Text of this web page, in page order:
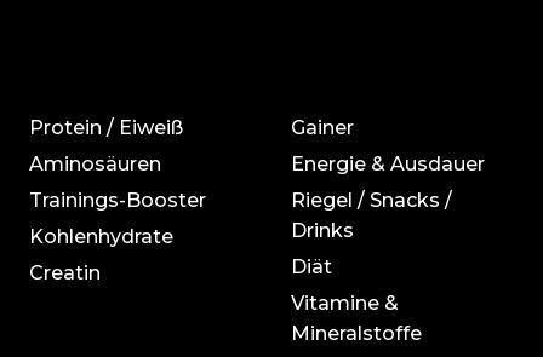
Protein / Eiweiß
Aminosäuren
Trainings-Booster
Kohlenhydrate
Creatin
Gainer
Energie & Ausdauer
Riegel / Snacks /
Drinks
Diät
Vitamine &
Mineralstoffe